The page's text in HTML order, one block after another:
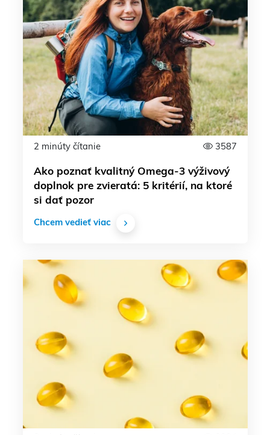
2 minúty čítanie 3587
Ako poznať kvalitný Omega-3 výživový
doplnok pre zvieratá: 5 kritérií, na ktoré
si dať pozor
Chcem vedieť viac